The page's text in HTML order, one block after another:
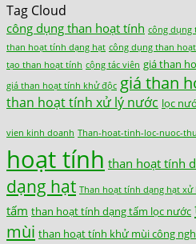
Tag Cloud
công dụng than hoạt tính công dụng
than hoạt tính dạng hạt công dụng than
tạo than hoạt tính cộng tác viên giá than
giá than hoạt tính khử độc giá than
than hoạt tính xử lý nước lọc
vien kinh doanh Than-hoat-tinh-loc-nuoc-
hoạt tính than hoạt tính
dạng hạt Than hoạt tính dạng hạt xử
tấm than hoạt tính dạng tấm lọc nước
mùi than hoạt tính khử mùi công